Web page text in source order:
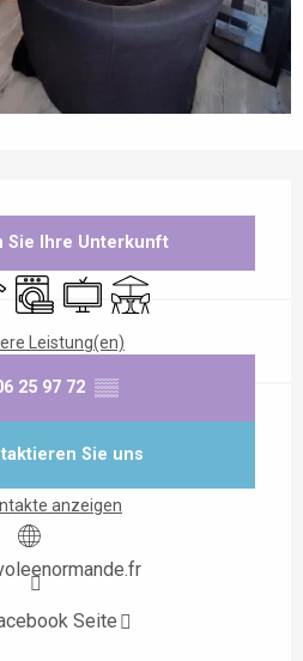
Sie Ihre Unterkunft
Waschmaschine
Fernsehen
Terrasse
Leistung(en)
25 97 72 ▒▒
Sie uns
anzeigen
Seite